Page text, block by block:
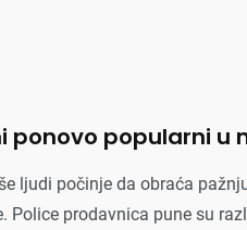
popularni u
ljudi počinje da obraća
Police prodavnica pune su
Posao